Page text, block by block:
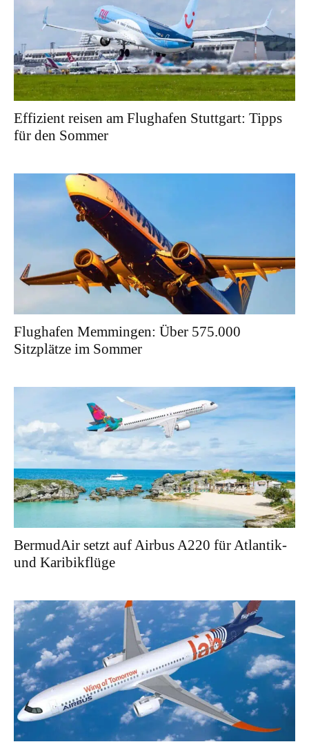
Effizient reisen am Flughafen Stuttgart: Tipps
für den Sommer
Flughafen Memmingen: Über 575.000
Sitzplätze im Sommer
BermudAir setzt auf Airbus A220 für Atlantik-
und Karibikflüge